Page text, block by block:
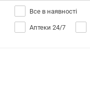
Все в наявності
Аптеки 24/7